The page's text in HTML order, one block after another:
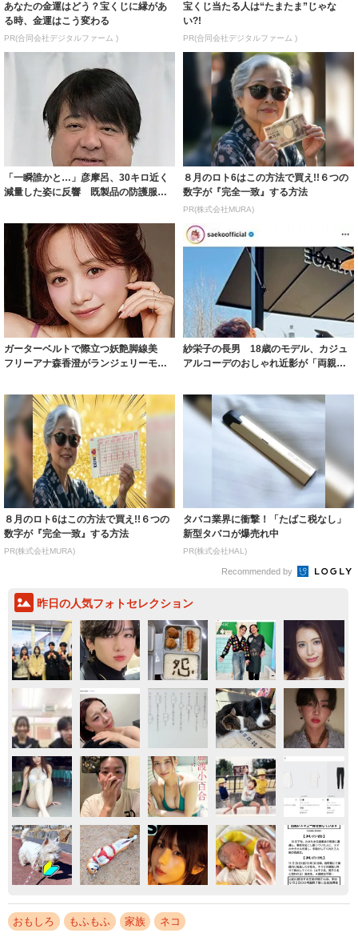
あなたの金運はどう？宝くじに縁があ
る時、金運はこう変わる
PR(合同会社デジタルファーム )
宝くじ当たる人は“たまたま”じゃな
い?!
PR(合同会社デジタルファーム )
「一瞬誰かと…」彦摩呂、30キロ近く
減量した姿に反響 既製品の防護服が
８月のロト6はこの方法で買え!!６つの
数字が『完全一致』する方法
PR(株式会社MURA)
ガーターベルトで際立つ妖艶脚線美
フリーアナ森香澄がランジェリーモデ
紗栄子の長男 18歳のモデル、カジュ
アルコーデのおしゃれ近影が「両親の
８月のロト6はこの方法で買え!!６つの
数字が『完全一致』する方法
PR(株式会社MURA)
タバコ業界に衝撃！「たばこ税なし」
新型タバコが爆売れ中
PR(株式会社HAL)
Recommended by
昨日の人気フォトセレクション
おもしろ もふもふ 家族 ネコ